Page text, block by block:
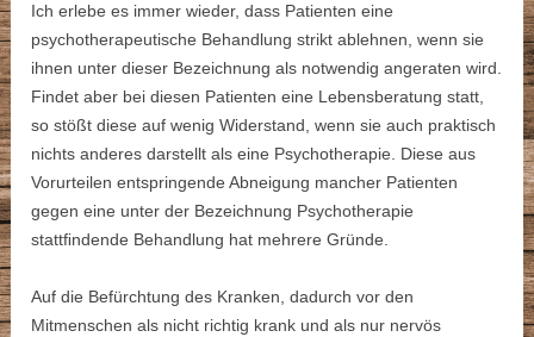
Ich erlebe es immer wieder, dass Patienten eine
psychotherapeutische Behandlung strikt ablehnen, wenn sie
ihnen unter dieser Bezeichnung als notwendig angeraten wird.
Findet aber bei diesen Patienten eine Lebensberatung statt,
so stößt diese auf wenig Widerstand, wenn sie auch praktisch
nichts anderes darstellt als eine Psychotherapie. Diese aus
Vorurteilen entspringende Abneigung mancher Patienten
gegen eine unter der Bezeichnung Psychotherapie
stattﬁndende Behandlung hat mehrere Gründe.
Auf die Befürchtung des Kranken, dadurch vor den
Mitmenschen als nicht richtig krank und als nur nervös